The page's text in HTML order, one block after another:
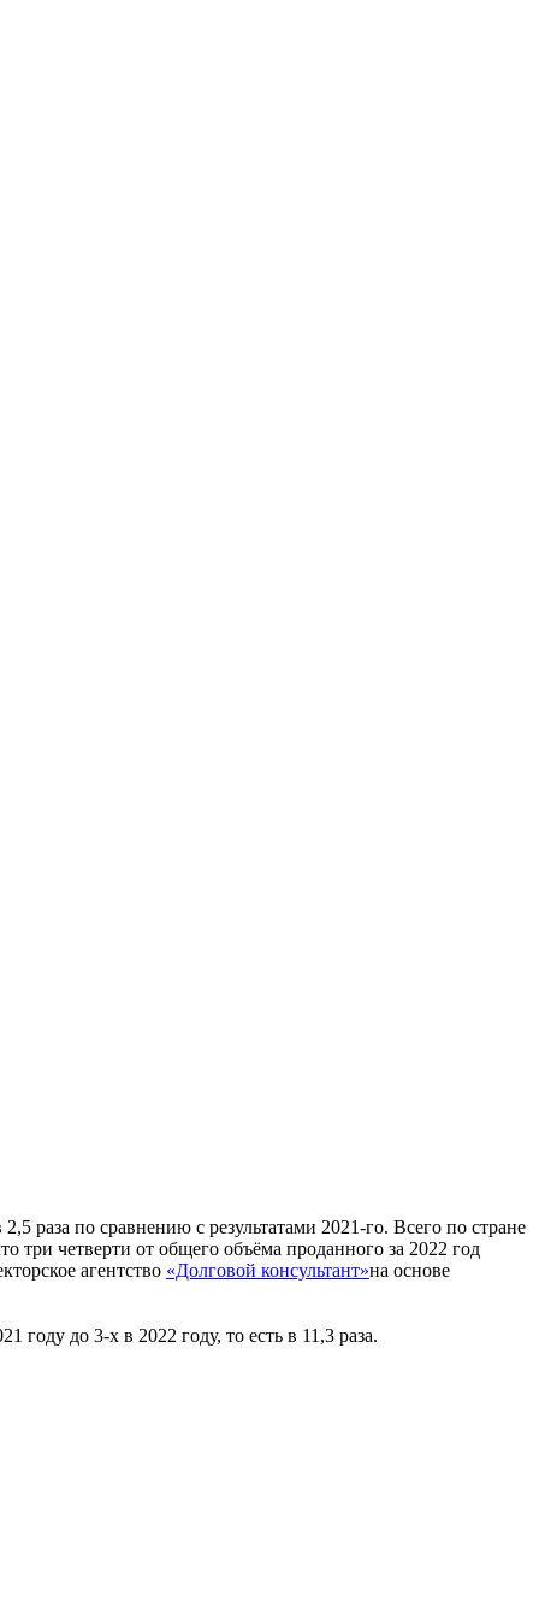
раза по сравнению с результатами 2021-го. Всего по стране
три четверти от общего объёма проданного за 2022 год
агентство «Долговой консультант»на основе
году до 3-х в 2022 году, то есть в 11,3 раза.